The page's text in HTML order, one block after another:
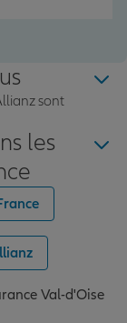
sont
les
Val-d'Oise